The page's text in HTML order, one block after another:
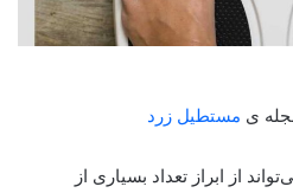
ی مستطیل زرد
از ابراز تعداد بسیاری از